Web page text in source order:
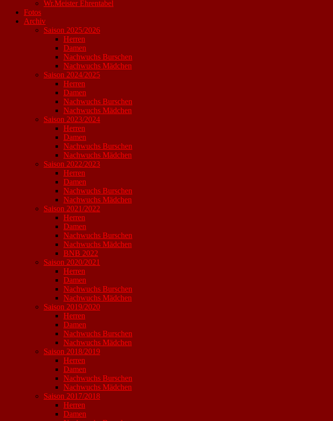
Wr.Meister Ehrentabel
Fotos
Archiv
Saison 2025/2026
Herren
Damen
Nachwuchs Burschen
Nachwuchs Mädchen
Saison 2024/2025
Herren
Damen
Nachwuchs Burschen
Nachwuchs Mädchen
Saison 2023/2024
Herren
Damen
Nachwuchs Burschen
Nachwuchs Mädchen
Saison 2022/2023
Herren
Damen
Nachwuchs Burschen
Nachwuchs Mädchen
Saison 2021/2022
Herren
Damen
Nachwuchs Burschen
Nachwuchs Mädchen
BNB 2022
Saison 2020/2021
Herren
Damen
Nachwuchs Burschen
Nachwuchs Mädchen
Saison 2019/2020
Herren
Damen
Nachwuchs Burschen
Nachwuchs Mädchen
Saison 2018/2019
Herren
Damen
Nachwuchs Burschen
Nachwuchs Mädchen
Saison 2017/2018
Herren
Damen